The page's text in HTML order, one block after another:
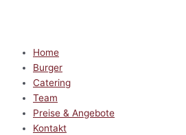
Home
Burger
Catering
Team
Preise & Angebote
Kontakt